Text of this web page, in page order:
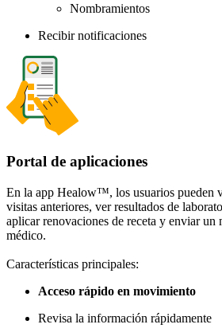
Nombramientos
Recibir notificaciones
Portal de aplicaciones
En la app Healow™, los usuarios pueden
visitas anteriores, ver resultados de
aplicar renovaciones de receta y enviar un
médico.
Características principales:
Acceso rápido en movimiento
Revisa la información rápidamente